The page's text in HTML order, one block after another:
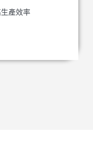
產效率